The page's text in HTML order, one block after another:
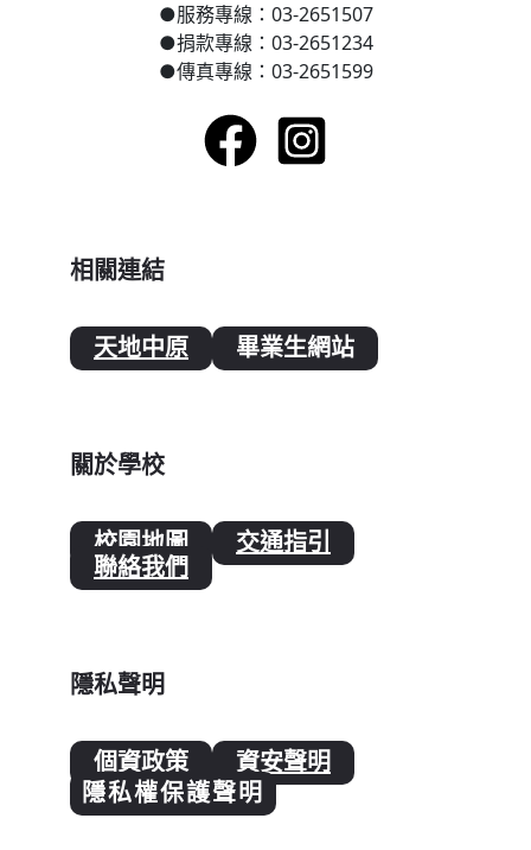
●服務專線：03-2651507
●捐款專線：03-2651234
●傳真專線：03-2651599
相關連結
天地中原 畢業生網站
關於學校
校園地圖 交通指引
聯絡我們
隱私聲明
個資政策
資安聲明
隱私權保護聲明